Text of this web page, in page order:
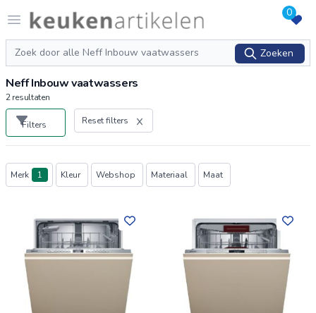
Open menu
Logo keukenartikelen.com 0
Zoeken
Zoeken
Neff Inbouw vaatwassers
2resultaten
Filters Reset filters
Producten
Merk 1 Kleur Webshop Materiaal Maat